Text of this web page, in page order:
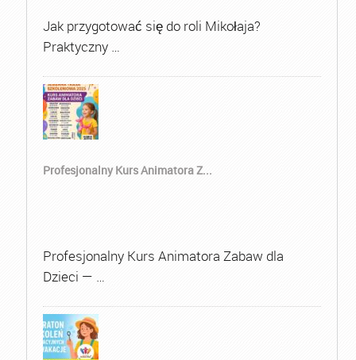
Jak przygotować się do roli Mikołaja?
Praktyczny …
Profesjonalny Kurs Animatora Z...
Profesjonalny Kurs Animatora Zabaw dla
Dzieci — …